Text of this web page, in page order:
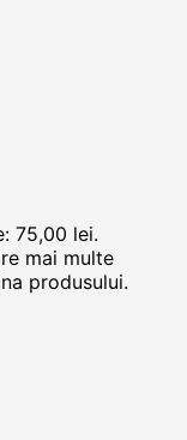
75,00 lei.
mai multe
produsului.